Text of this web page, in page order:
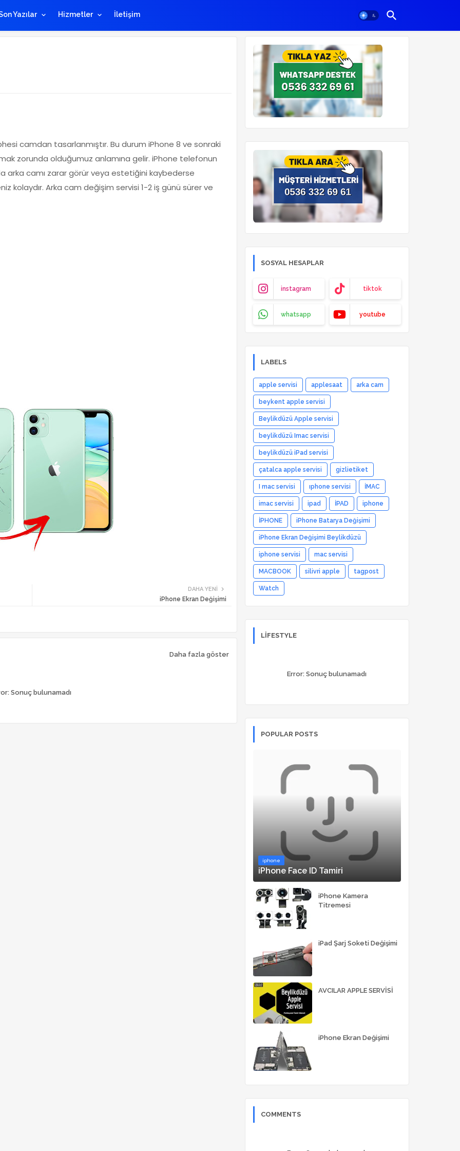
Yazılar Hizmetler İletişim
camdan tasarlanmıştır. Bu durum iPhone 8 ve sonraki
zorunda olduğumuz anlamına gelir. iPhone telefonun
arka camı zarar görür veya estetiğini kaybederse
kolaydır. Arka cam değişim servisi 1-2 iş günü sürer ve
DAHA YENI
iPhone Ekran Değişimi
Daha fazla göster
Sonuç bulunamadı
SOSYAL HESAPLAR
instagram tiktok
whatsapp youtube
LABELS
apple servisi applesaat arka cam
beykent apple servisi
Beylikdüzü Apple servisi
beylikdüzü Imac servisi
beylikdüzü iPad servisi
çatalca apple servisi gizlietiket
I mac servisi ıphone servisi İMAC
imac servisi ipad İPAD iphone
İPHONE iPhone Batarya Değişimi
iPhone Ekran Değişimi Beylikdüzü
iphone servisi mac servisi
MACBOOK silivri apple tagpost
Watch
LIFESTYLE
Error: Sonuç bulunamadı
POPULAR POSTS
iphone
iPhone Face ID Tamiri
iPhone Kamera
Titremesi
iPad Şarj Soketi Değişimi
AVCILAR APPLE SERVİSİ
iPhone Ekran Değişimi
COMMENTS